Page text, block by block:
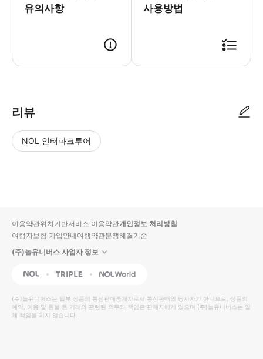
유의사항 사용방법
리뷰
NOL 인터파크투어
입니
다.
높
은
순
동
영
상
순
상
이용약관위치기반서비스 이용약관개인정보 처리방침
여행자보험 가입안내여행약관분쟁해결기준
(주)놀유니버스 사업자 정보
NOL Triple Interpark Global
(주)놀유니버스는 일부 상품의 통신판매중개자로서 통신판매의 당사자가 아니므로, 상품의
예약, 이용 및 환불 등 거래와 관련된 의무와 책임은 판매자에게 있으며 (주)놀유니버스는 일
체 책임을 지지 않습니다.